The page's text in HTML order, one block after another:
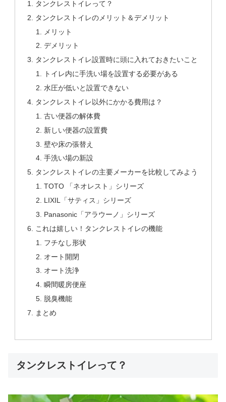
タンクレストイレって？
タンクレストイレのメリット＆デメリット
メリット
デメリット
タンクレストイレ設置時に頭に入れておきたいこと
トイレ内に手洗い場を設置する必要がある
水圧が低いと設置できない
タンクレストイレ以外にかかる費用は？
古い便器の解体費
新しい便器の設置費
壁や床の張替え
手洗い場の新設
タンクレストイレの主要メーカーを比較してみよう
TOTO 「ネオレスト」シリーズ
LIXIL「サティス」シリーズ
Panasonic「アラウーノ」シリーズ
これは嬉しい！タンクレストイレの機能
フチなし形状
オート開閉
オート洗浄
瞬間暖房便座
脱臭機能
まとめ
タンクレストイレって？